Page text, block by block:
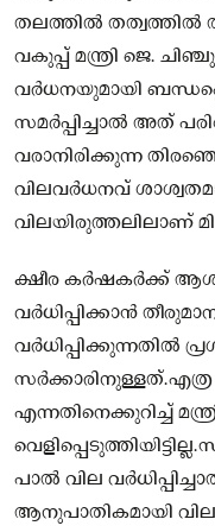
തലത്തിൽ തത്വത്തിൽ
വകുപ്പ് മന്ത്രി ജെ.
വർധനയുമായി
സമർപ്പിച്ചാൽ അത്
വരാനിരിക്കുന്ന
വിലവർധനവ്
വിലയിരുത്തലിലാണ്
ക്ഷീര കർഷകർക്ക്
വർധിപ്പിക്കാൻ
വർധിപ്പിക്കുന്നതിൽ
എന്നതിനെക്കുറിച്ച്
പാൽ വില
ആനുപാതികമായി വില